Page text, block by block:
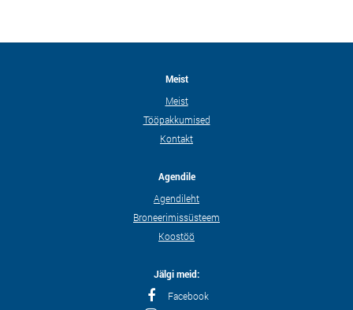
Meist
Meist
Tööpakkumised
Kontakt
Agendile
Agendileht
Broneerimissüsteem
Koostöö
Jälgi meid:
Facebook